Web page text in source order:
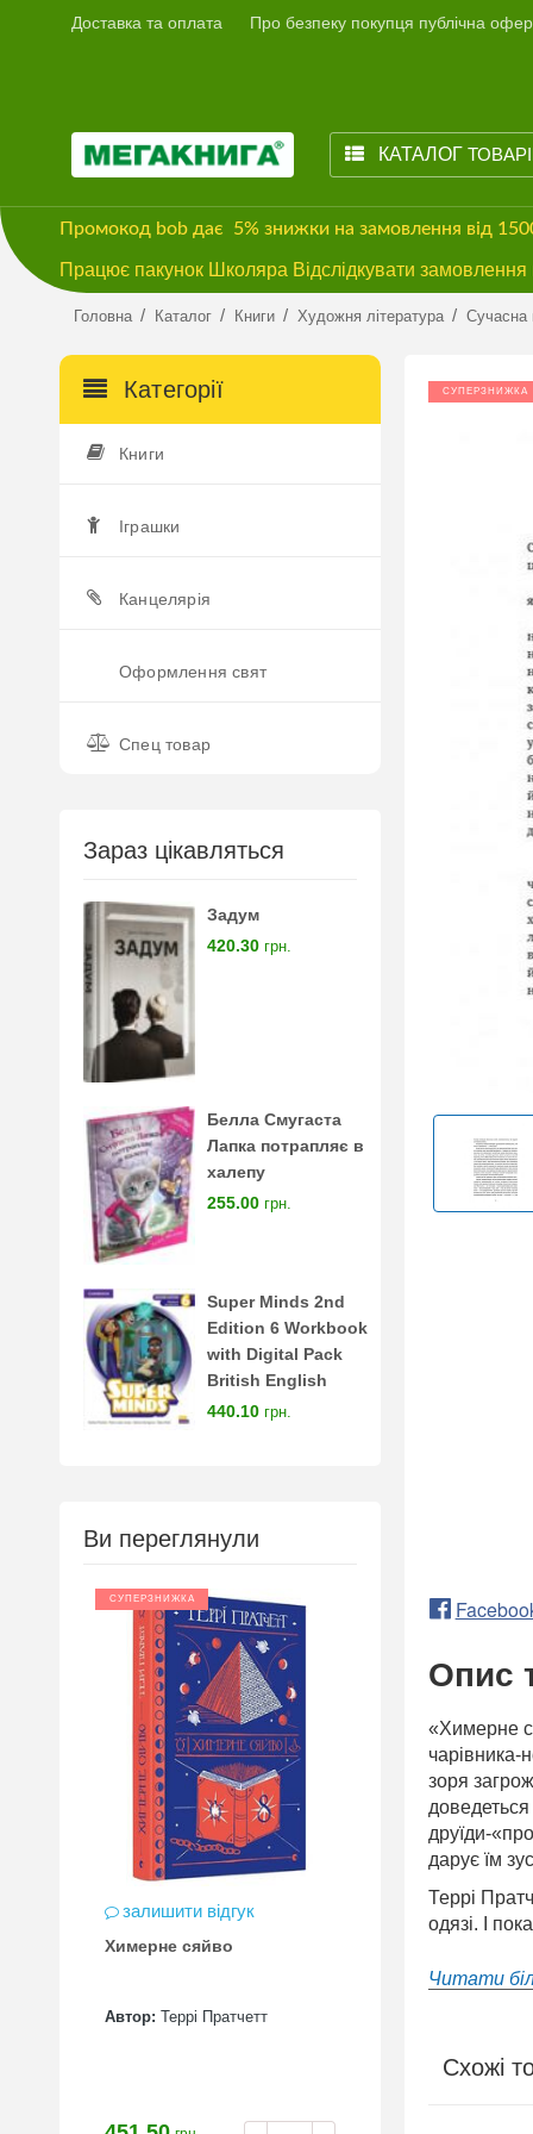
Доставка та оплата Про безпеку покупця публічна
КАТАЛОГ
Промокод bob дає 5% знижки на замовлення від
Працює пакунок Школяра Відслідкувати
Головна / Каталог / Книги / Художня література / Сучасна
Категорії
Книги
Іграшки
Канцелярія
Оформлення свят
Спец товар
Зараз цікавляться
Задум
420.30 грн.
Белла Смугаста
Лапка потрапляє в
халепу
255.00 грн.
Super Minds 2nd
Edition 6 Workbook
with Digital Pack
British English
440.10 грн.
Ви переглянули
СУПЕРЗНИЖКА
залишити відгук
Химерне сяйво
Автор: Террі Пратчетт
СУПЕРЗНИЖКА
Опис
«Химерне
чарівника-
зоря
друїди-
дарує їм
Террі
одязі. І
Читати
Схожі